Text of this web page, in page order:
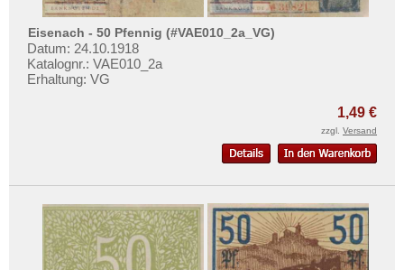
Orte mit U...
Orte mit V...
Orte mit W...
Orte mit X...
Eisenach - 50 Pfennig (#VAE010_2a_VG)
Datum: 24.10.1918
Katalognr.: VAE010_2a
Erhaltung: VG
1,49 €
zzgl. Versand